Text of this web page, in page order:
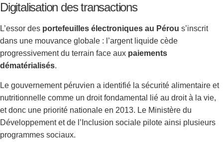
Digitalisation des transactions
L’essor des portefeuilles électroniques au Pérou s’inscrit
dans une mouvance globale : l’argent liquide cède
progressivement du terrain face aux paiements
dématérialisés.
Le gouvernement péruvien a identifié la sécurité alimentaire et
nutritionnelle comme un droit fondamental lié au droit à la vie,
et donc une priorité nationale en 2013. Le Ministère du
Développement et de l’Inclusion sociale pilote ainsi plusieurs
programmes sociaux.